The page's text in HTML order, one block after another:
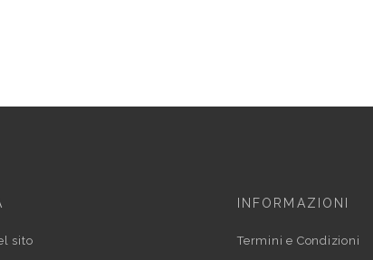
sito
INFORMAZIONI
Termini e Condizioni